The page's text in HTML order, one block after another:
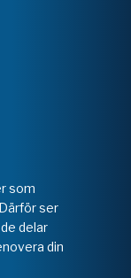
som
ser
delar
din